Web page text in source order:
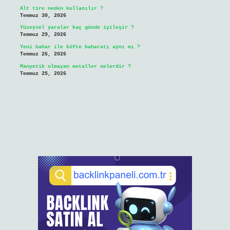
Alt tire neden kullanılır ?
Temmuz 30, 2026
Yüzeysel yaralar kaç günde iyileşir ?
Temmuz 29, 2026
Yeni bahar ile köfte baharatı aynı mı ?
Temmuz 26, 2026
Manyetik olmayan metaller nelerdir ?
Temmuz 25, 2026